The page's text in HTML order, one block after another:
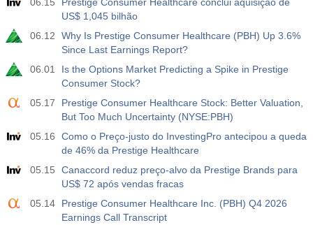
Atu.
Projeç.
182.1 mil
19:30
Petróleo bruto - Posições Líquidas de Especuladores
no Relatório da CFTC
120.1 mil
19:30
USD
S&P 500 - Posições Líquidas de Especuladores no
Relatório da CFTC
Atu.
Projeç.
Prév.
Nasdaq 100 - Posições líquidas de especuladores no
US$ 1,045 bilhão
06.12
Why Is Prestige Consumer Healthcare (PBH) Up 3.6%
Since Last Earnings Report?
06.01
Is the Options Market Predicting a Spike in Prestige
Consumer Stock?
05.17
Prestige Consumer Healthcare Stock: Better Valuation,
But Too Much Uncertainty (NYSE:PBH)
05.16
Como o Preço-justo do InvestingPro antecipou a queda
de 46% da Prestige Healthcare
05.15
Canaccord reduz preço-alvo da Prestige Brands para
US$ 72 após vendas fracas
05.14
Prestige Consumer Healthcare Inc. (PBH) Q4 2026
Earnings Call Transcript